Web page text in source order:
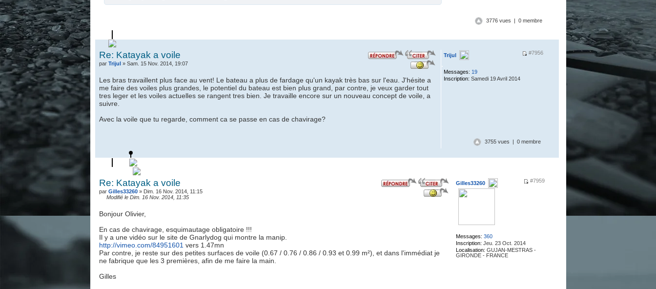
3776 vues | 0 membre
Re: Katayak a voile
par Trijul» Sam. 15 Nov. 2014, 19:07
#7956
Trijul
.
Messages: 19
Inscription: Samedi 19 Avril 2014
Les bras travaillent plus face au vent! Le bateau a plus de fardage qu'un kayak très bas sur l'eau. J'hésite a
me faire des voiles plus grandes, le potentiel du bateau est bien plus grand, par contre, je veux garder tout
tres leger et les voiles actuelles se rangent tres bien. Je travaille encore sur un nouveau concept de voile, a
suivre.
Avec la voile que tu regarde, comment ca se passe en cas de chavirage?
3755 vues | 0 membre
Re: Katayak a voile
par Gilles33260» Dim. 16 Nov. 2014, 11:15
Modifié le Dim. 16 Nov. 2014, 11:35
#7959
Gilles33260
Messages: 360
Inscription: Jeu. 23 Oct. 2014
Localisation: GUJAN-MESTRAS -
GIRONDE - FRANCE
Bonjour Olivier,
En cas de chavirage, esquimautage obligatoire !!!
Il y a une vidéo sur le site de Gnarlydog qui montre la manip.
http://vimeo.com/84951601 vers 1.47mn
Par contre, je reste sur des petites surfaces de voile (0.67 / 0.76 / 0.86 / 0.93 et 0.99 m²), et dans l'immédiat je
ne fabrique que les 3 premières, afin de me faire la main.
Gilles